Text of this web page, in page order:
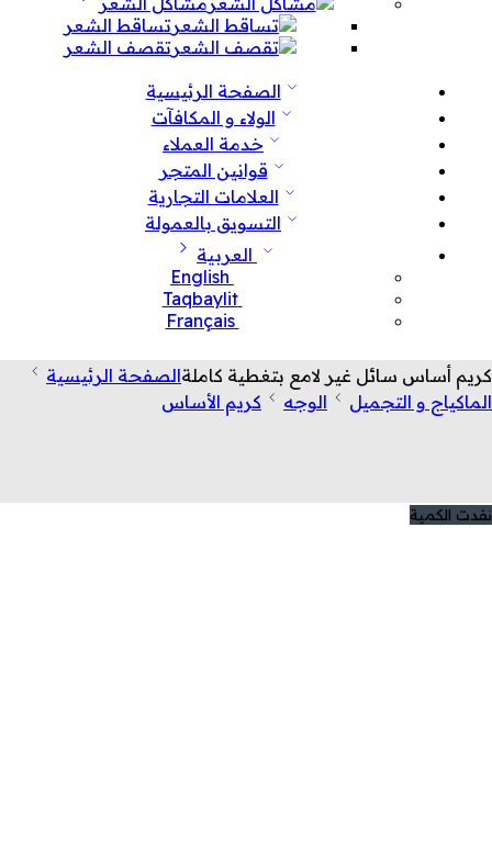
تساقط الشعر
تقصف الشعر
الصفحة الرئيسية
الولاء و المكافآت
خدمة العملاء
قوانين المتجر
العلامات التجارية
التسويق بالعمولة
العربية
English
Taqbaylit
Français
كريم أساس سائل غير لامع بتغطية كاملةالصفحة الرئيسية
الماكياج و التجميل
الوجه كريم الأساس
نفدت الكمية